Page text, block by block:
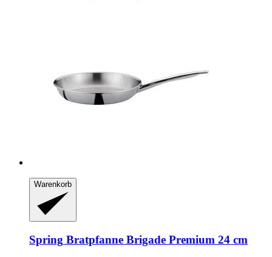
Warenkorb
Spring Bratpfanne Brigade Premium 24 cm